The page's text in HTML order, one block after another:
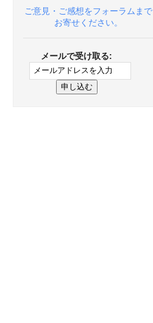
ご意見・ご感想をフォーラムまで
お寄せください。
メールで受け取る: